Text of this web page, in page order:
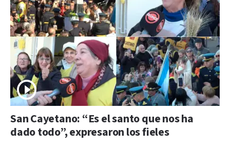
San Cayetano: “Es el santo que nos ha
dado todo”, expresaron los fieles